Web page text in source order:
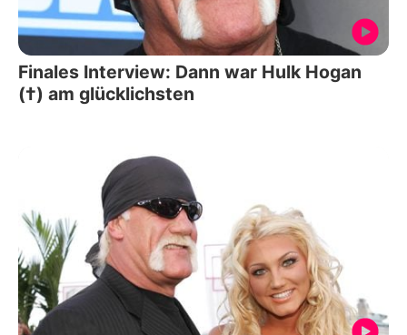
Finales Interview: Dann war Hulk Hogan
(†) am glücklichsten